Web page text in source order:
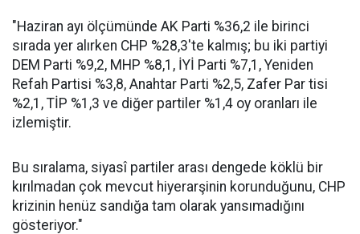
"Haziran ayı ölçümünde AK Parti %36,2 ile birinci
sırada yer alırken CHP %28,3'te kalmış; bu iki partiyi
DEM Parti %9,2, MHP %8,1, İYİ Parti %7,1, Yeniden
Refah Partisi %3,8, Anahtar Parti %2,5, Zafer Par tisi
%2,1, TİP %1,3 ve diğer partiler %1,4 oy oranları ile
izlemiştir.
Bu sıralama, siyasî partiler arası dengede köklü bir
kırılmadan çok mevcut hiyerarşinin korunduğunu, CHP
krizinin henüz sandığa tam olarak yansımadığını
gösteriyor."